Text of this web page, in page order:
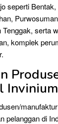
seperti
Tenggak, serta
komplek
Invinium
pelanggan di